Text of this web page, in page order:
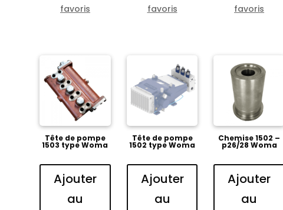
favoris
favoris
favoris
Tête de pompe
1503 type Woma
Ajouter
au
Tête de pompe
1502 type Woma
Ajouter
au
Chemise 1502 –
p26/28 Woma
Ajouter
au